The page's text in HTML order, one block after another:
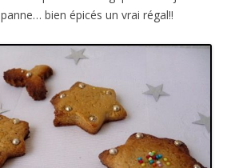
bien épicés un vrai régal!!